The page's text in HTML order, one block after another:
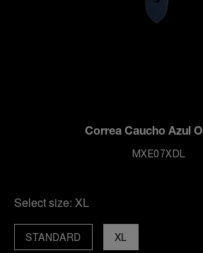
Correa Caucho Azul
MXE07XDL
Select size: XL
XL
STANDARD